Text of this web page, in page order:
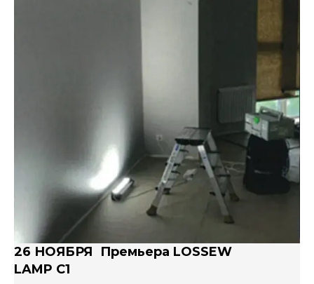
26 НОЯБРЯ Премьера LOSSEW
LAMP C1